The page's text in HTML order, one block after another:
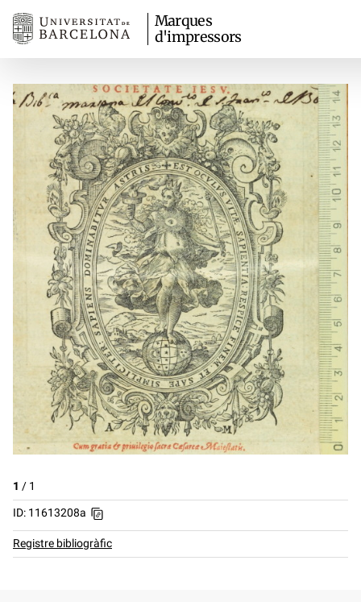
Marques
d'impressors
1 / 1
ID: 11613208a
Registre bibliogràfic